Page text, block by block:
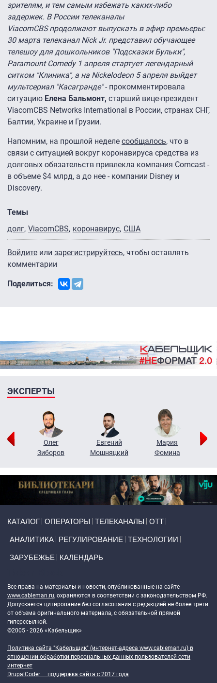
зрителям, и тем самым избежать каких-либо
задержек. В России телеканалы
ViacomCBS продолжают выпускать в эфир премьеры:
30 марта телеканал Nick Jr. представил обучающее
телешоу для дошкольников "Подсказки Бульки",
Paramount Comedy 1 апреля стартует легендарный
ситком "Клиника", а на Nickelodeon 5 апреля выйдет
мультсериал "Касагранде"- прокомментировала
ситуацию Елена Бальмонт, старший вице-президент
ViacomCBS Networks International в России, странах СНГ,
Балтии, Украине и Грузии.
Напомним, на прошлой неделе сообщалось, что в
связи с ситуацией вокруг коронавируса средства из
долговых обязательств привлекла компания Comcast -
в объеме $4 млрд, а до нее - компании Disney и
Discovery.
Темы
долг ViacomCBS коронавирус США
Войдите или зарегистрируйтесь, чтобы оставлять
комментарии
Поделиться:
ЭКСПЕРТЫ
Олег
Зиборов
Евгений
Мошняцкий
Мария
Фомина
КАТАЛОГ ОПЕРАТОРЫ ТЕЛЕКАНАЛЫ ОТТ
АНАЛИТИКА РЕГУЛИРОВАНИЕ ТЕХНОЛОГИИ
ЗАРУБЕЖЬЕ КАЛЕНДАРЬ
Все права на материалы и новости, опубликованные на сайте
www.cableman.ru, охраняются в соответствии с законодательством РФ.
Допускается цитирование без согласования с редакцией не более трети
от объема оригинального материала, с обязательной прямой
гиперссылкой.
©2005 - 2026 «Кабельщик»
Политика сайта "Кабельщик" (интернет-адреса www.cableman.ru) в
отношении обработки персональных данных пользователей сети
интернет
DrupalCoder — поддержка сайта c 2017 года